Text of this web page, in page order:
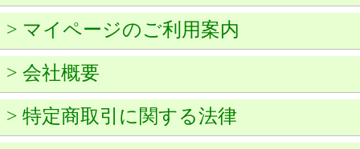
> マイページのご利用案内
> 会社概要
> 特定商取引に関する法律